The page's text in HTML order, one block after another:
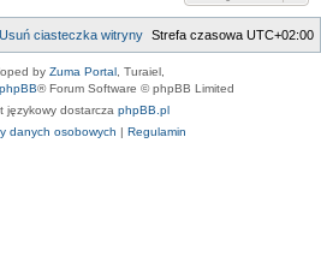
Strefa czasowa UTC+02:00
Usuń ciasteczka witryny
by Zuma Portal , Turaiel,
phpBB® Forum Software © phpBB Limited
językowy dostarcza phpBB.pl
danych osobowych | Regulamin